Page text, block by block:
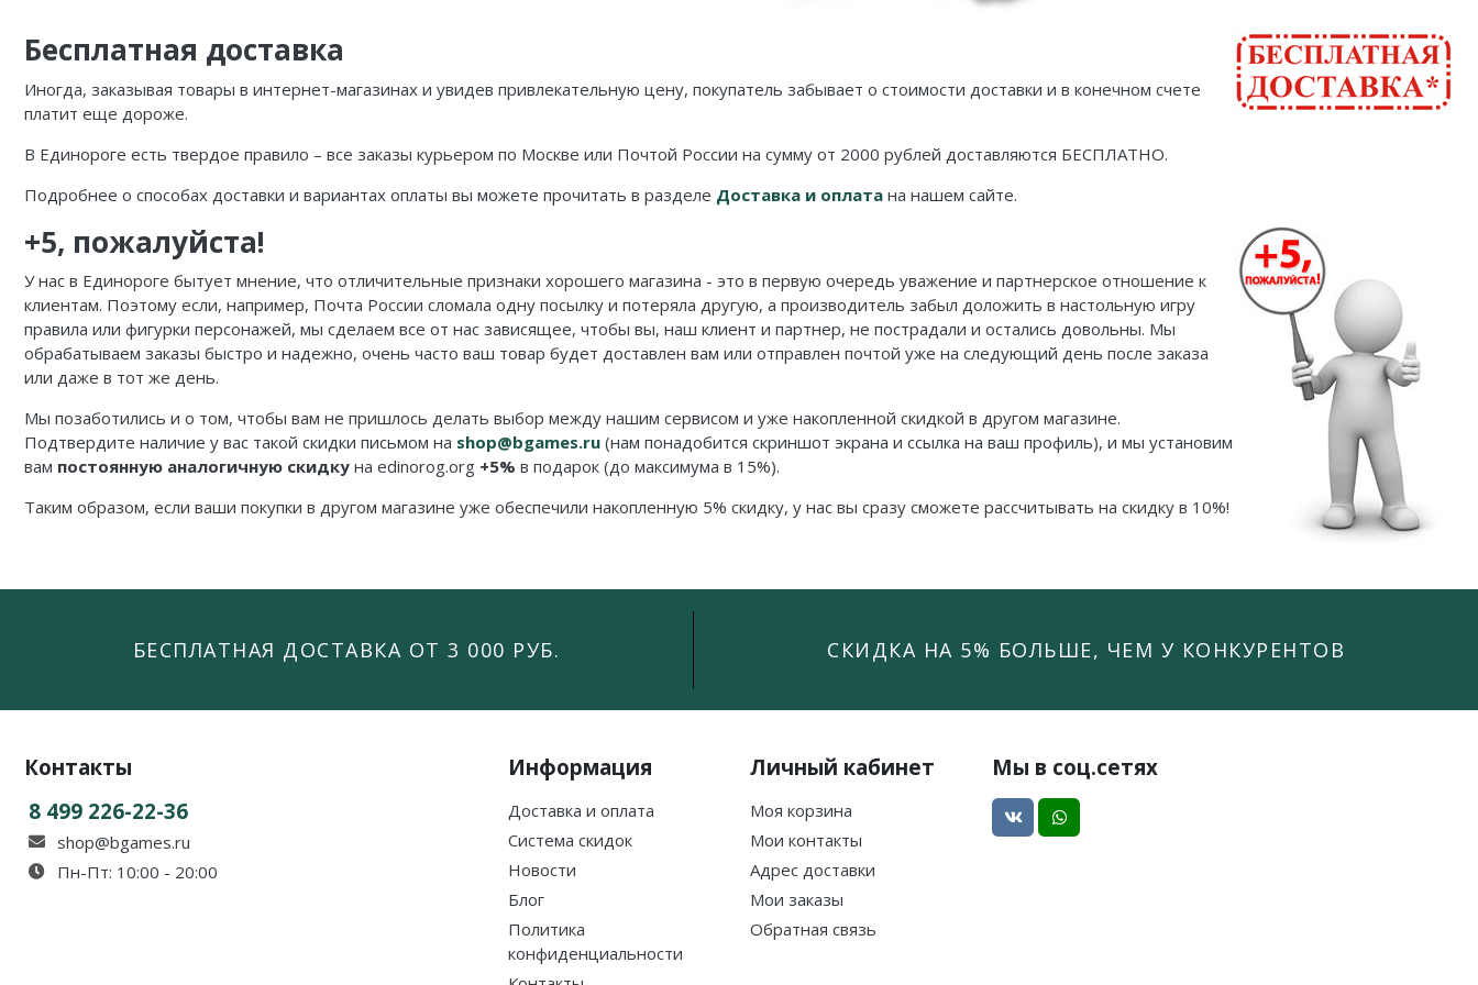
Бесплатная доставка
Иногда, заказывая товары в интернет-магазинах и увидев привлекательную цену, покупатель забывает о стоимости доставки и в конечном счете
платит еще дороже.
В Единороге есть твердое правило – все заказы курьером по Москве или Почтой России на сумму от 2000 рублей доставляются БЕСПЛАТНО.
Подробнее о способах доставки и вариантах оплаты вы можете прочитать в разделе Доставка и оплата на нашем сайте.
+5, пожалуйста!
У нас в Единороге бытует мнение, что отличительные признаки хорошего магазина - это в первую очередь уважение и партнерское отношение к
клиентам. Поэтому если, например, Почта России сломала одну посылку и потеряла другую, а производитель забыл доложить в настольную игру
правила или фигурки персонажей, мы сделаем все от нас зависящее, чтобы вы, наш клиент и партнер, не пострадали и остались довольны. Мы
обрабатываем заказы быстро и надежно, очень часто ваш товар будет доставлен вам или отправлен почтой уже на следующий день после заказа
или даже в тот же день.
Мы позаботились и о том, чтобы вам не пришлось делать выбор между нашим сервисом и уже накопленной скидкой в другом магазине.
Подтвердите наличие у вас такой скидки письмом на shop@bgames.ru (нам понадобится скриншот экрана и ссылка на ваш профиль), и мы установим
вам постоянную аналогичную скидку на edinorog.org +5% в подарок (до максимума в 15%).
Таким образом, если ваши покупки в другом магазине уже обеспечили накопленную 5% скидку, у нас вы сразу сможете рассчитывать на скидку в 10%!
БЕСПЛАТНАЯ ДОСТАВКА ОТ 3 000 РУБ. СКИДКА НА 5% БОЛЬШЕ, ЧЕМ У КОНКУРЕНТОВ
Контакты
8 499 226-22-36
shop@bgames.ru
Пн-Пт: 10:00 - 20:00
Информация
Доставка и оплата
Система скидок
Новости
Блог
Политика
конфиденциальности
Личный кабинет
Моя корзина
Мои контакты
Адрес доставки
Мои заказы
Обратная связь
Мы в соц.сетях
Логические
Кооперативные
Стратегические
Приключения
Экономические
Тактические
Детективные
Игры-квесты
Викторины
Для взрослых (18+)
О мышах и тайнах
Эволюция
Зельеварение
Стиль Жизни
Crowd Games
Lavka Games
GaGa Games
Эврикус
Банда умников
Остальные серии
Пиксель Тактикс
Саграда